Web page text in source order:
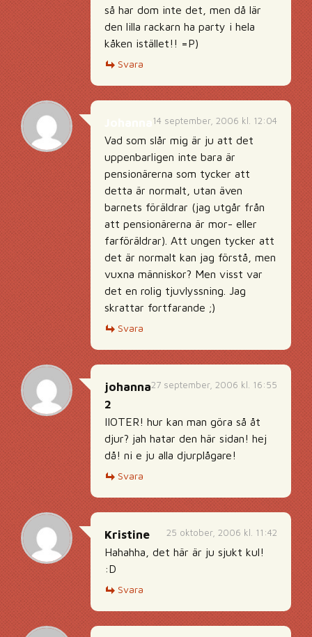
så har dom inte det, men då lär
den lilla rackarn ha party i hela
kåken istället!! =P)
Svara
14 september, 2006 kl. 12:04
Vad som slår mig är ju att det
uppenbarligen inte bara är
pensionärerna som tycker att
detta är normalt, utan även
barnets föräldrar (jag utgår från
att pensionärerna är mor- eller
farföräldrar). Att ungen tycker att
det är normalt kan jag förstå, men
vuxna människor? Men visst var
det en rolig tjuvlyssning. Jag
skrattar fortfarande ;)
Svara
27 september, 2006 kl. 16:55
johanna
2
IIOTER! hur kan man göra så åt
djur? jah hatar den här sidan! hej
då! ni e ju alla djurplågare!
Svara
25 oktober, 2006 kl. 11:42
Kristine
Hahahha, det här är ju sjukt kul!
:D
Svara